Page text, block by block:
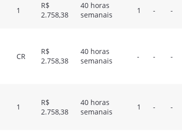
1
R$
2.758,38
40 horas
semanais
1 - -
CR
R$
2.758,38
40 horas
semanais
- - -
1
R$
2.758,38
40 horas
semanais
1 - -